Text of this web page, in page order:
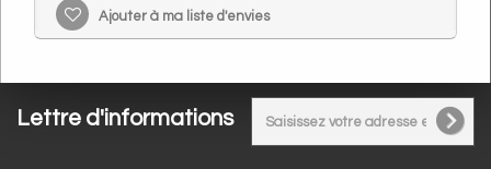
Ajouter à ma liste d'envies
Lettre d'informations